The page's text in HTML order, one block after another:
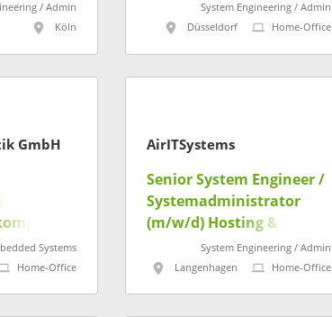
/ Admin
Köln
System Engineering / Admin
Düsseldorf
Home-Office
GmbH
Systems
Home-Office
AirITSystems
Senior System Engineer /
Systemadministrator
(m/w/d) Hosting &
ServerdiensteSystem Engineering / Admin
Langenhagen
Home-Office